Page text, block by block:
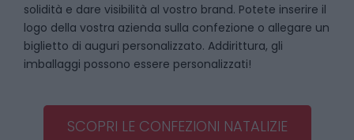
solidità e dare visibilità al vostro brand. Potete inserire il
logo della vostra azienda sulla confezione o allegare un
biglietto di auguri personalizzato. Addirittura, gli
imballaggi possono essere personalizzati!
SCOPRI LE CONFEZIONI NATALIZIE